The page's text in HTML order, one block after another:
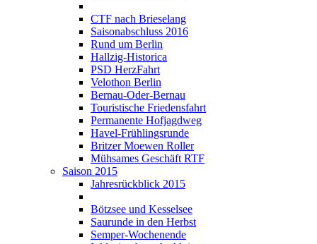
CTF nach Brieselang
Saisonabschluss 2016
Rund um Berlin
Hallzig-Historica
PSD HerzFahrt
Velothon Berlin
Bernau-Oder-Bernau
Touristische Friedensfahrt
Permanente Hofjagdweg
Havel-Frühlingsrunde
Britzer Moewen Roller
Mühsames Geschäft RTF
Saison 2015
Jahresrückblick 2015
Bötzsee und Kesselsee
Saurunde in den Herbst
Semper-Wochenende